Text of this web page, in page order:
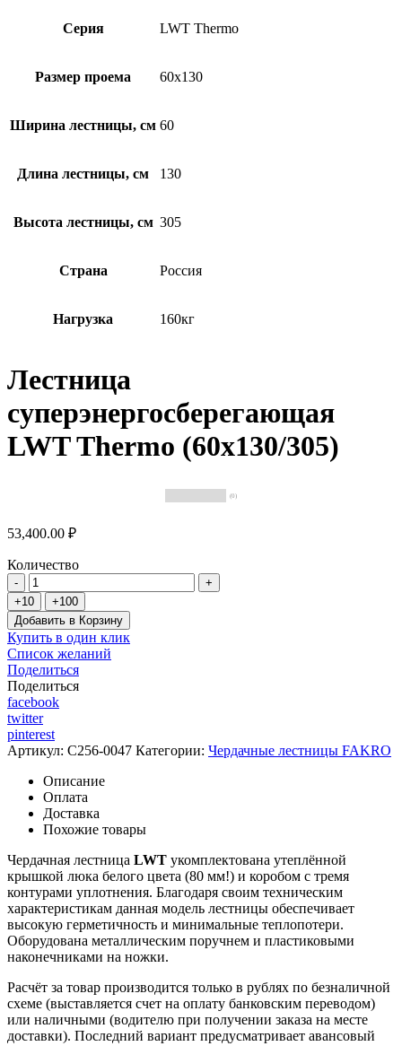
Серия LWT Thermo
Размер проема 60x130
Ширина лестницы, см 60
Длина лестницы, см 130
Высота лестницы, см 305
Страна Россия
Нагрузка 160кг
Лестница
суперэнергосберегающая
LWT Thermo (60х130/305)
(0)
53,400.00 ₽
Количество
Добавить в Корзину
Купить в один клик
Список желаний
Поделиться
Поделиться
facebook
twitter
pinterest
Артикул: C256-0047 Категории: Чердачные лестницы FAKRO
Описание
Оплата
Доставка
Похожие товары
Чердачная лестница LWT укомплектована утеплённой
крышкой люка белого цвета (80 мм!) и коробом с тремя
контурами уплотнения. Благодаря своим техническим
характеристикам данная модель лестницы обеспечивает
высокую герметичность и минимальные теплопотери.
Оборудована металлическим поручнем и пластиковыми
наконечниками на ножки.
Расчёт за товар производится только в рублях по безналичной
схеме (выставляется счет на оплату банковским переводом)
или наличными (водителю при получении заказа на месте
доставки). Последний вариант предусматривает авансовый